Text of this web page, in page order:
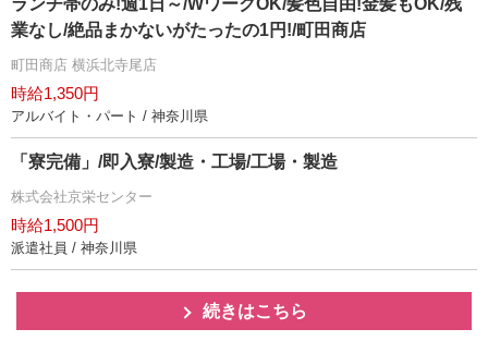
ランチ帯のみ!週1日～/WワークOK/髪色自由!金髪もOK/残
業なし/絶品まかないがたったの1円!/町田商店
町田商店 横浜北寺尾店
時給1,350円
アルバイト・パート / 神奈川県
「寮完備」/即入寮/製造・工場/工場・製造
株式会社京栄センター
時給1,500円
派遣社員 / 神奈川県
続きはこちら